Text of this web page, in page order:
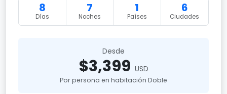
8
Días
7
Noches
1
Países
6
Ciudades
Desde
$3,399 USD
Por persona en habitación Doble